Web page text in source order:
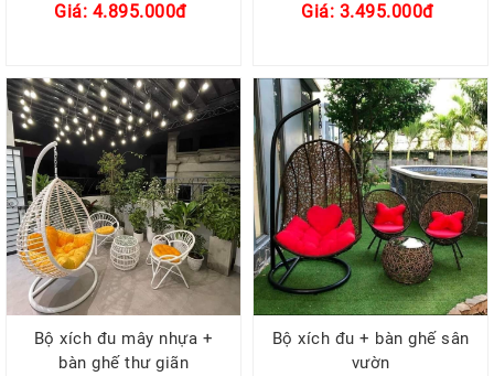
Giá: 4.895.000đ Giá: 3.495.000đ
Bộ xích đu mây nhựa +
bàn ghế thư giãn
Bộ xích đu + bàn ghế sân
vườn